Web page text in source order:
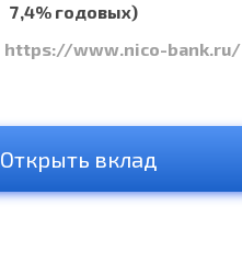
7,4% годовых)
https://www.nico-bank.ru/
Открыть вклад